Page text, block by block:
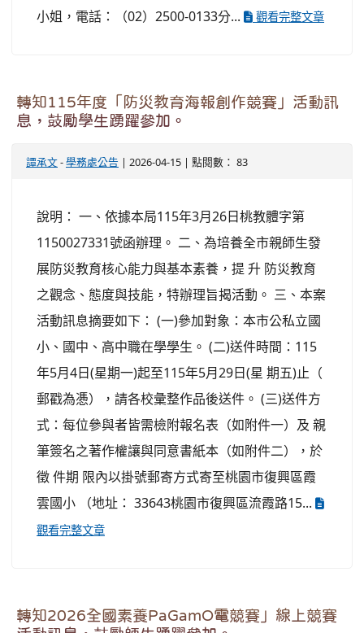
小姐，電話：（02）2500-0133分...
觀看完整文章
轉知115年度「防災教育海報創作競賽」活動訊
息，鼓勵學生踴躍參加。
譚承文-學務處公告 | 2026-04-15 | 點閱數： 83
說明： 一、依據本局115年3月26日桃教體字第
1150027331號函辦理。 二、為培養全市親師生發
展防災教育核心能力與基本素養，提 升 防災教育
之觀念、態度與技能，特辦理旨揭活動。 三、本案
活動訊息摘要如下： (一)參加對象：本市公私立國
小、國中、高中職在學學生。 (二)送件時間：115
年5月4日(星期一)起至115年5月29日(星 期五)止（
郵戳為慿），請各校彙整作品後送件。 (三)送件方
式：每位參與者皆需檢附報名表（如附件一）及 親
筆簽名之著作權讓與同意書紙本（如附件二），於
徵 件期 限內以掛號郵寄方式寄至桃園市復興區霞
雲國小 （地址： 33643桃園市復興區流霞路15...
觀看完整文章
轉知2026全國素養PaGamO電競賽」線上競賽